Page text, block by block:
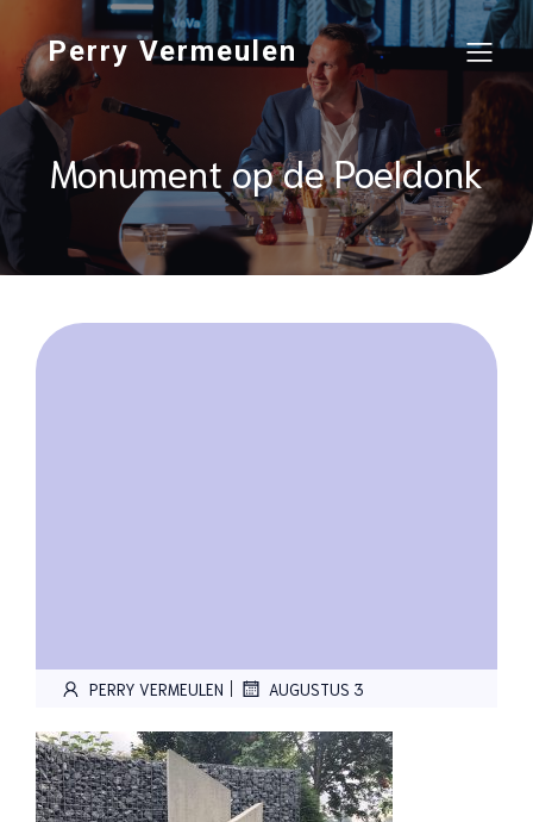
Perry Vermeulen
Monument op de Poeldonk
PERRY VERMEULEN | AUGUSTUS 3